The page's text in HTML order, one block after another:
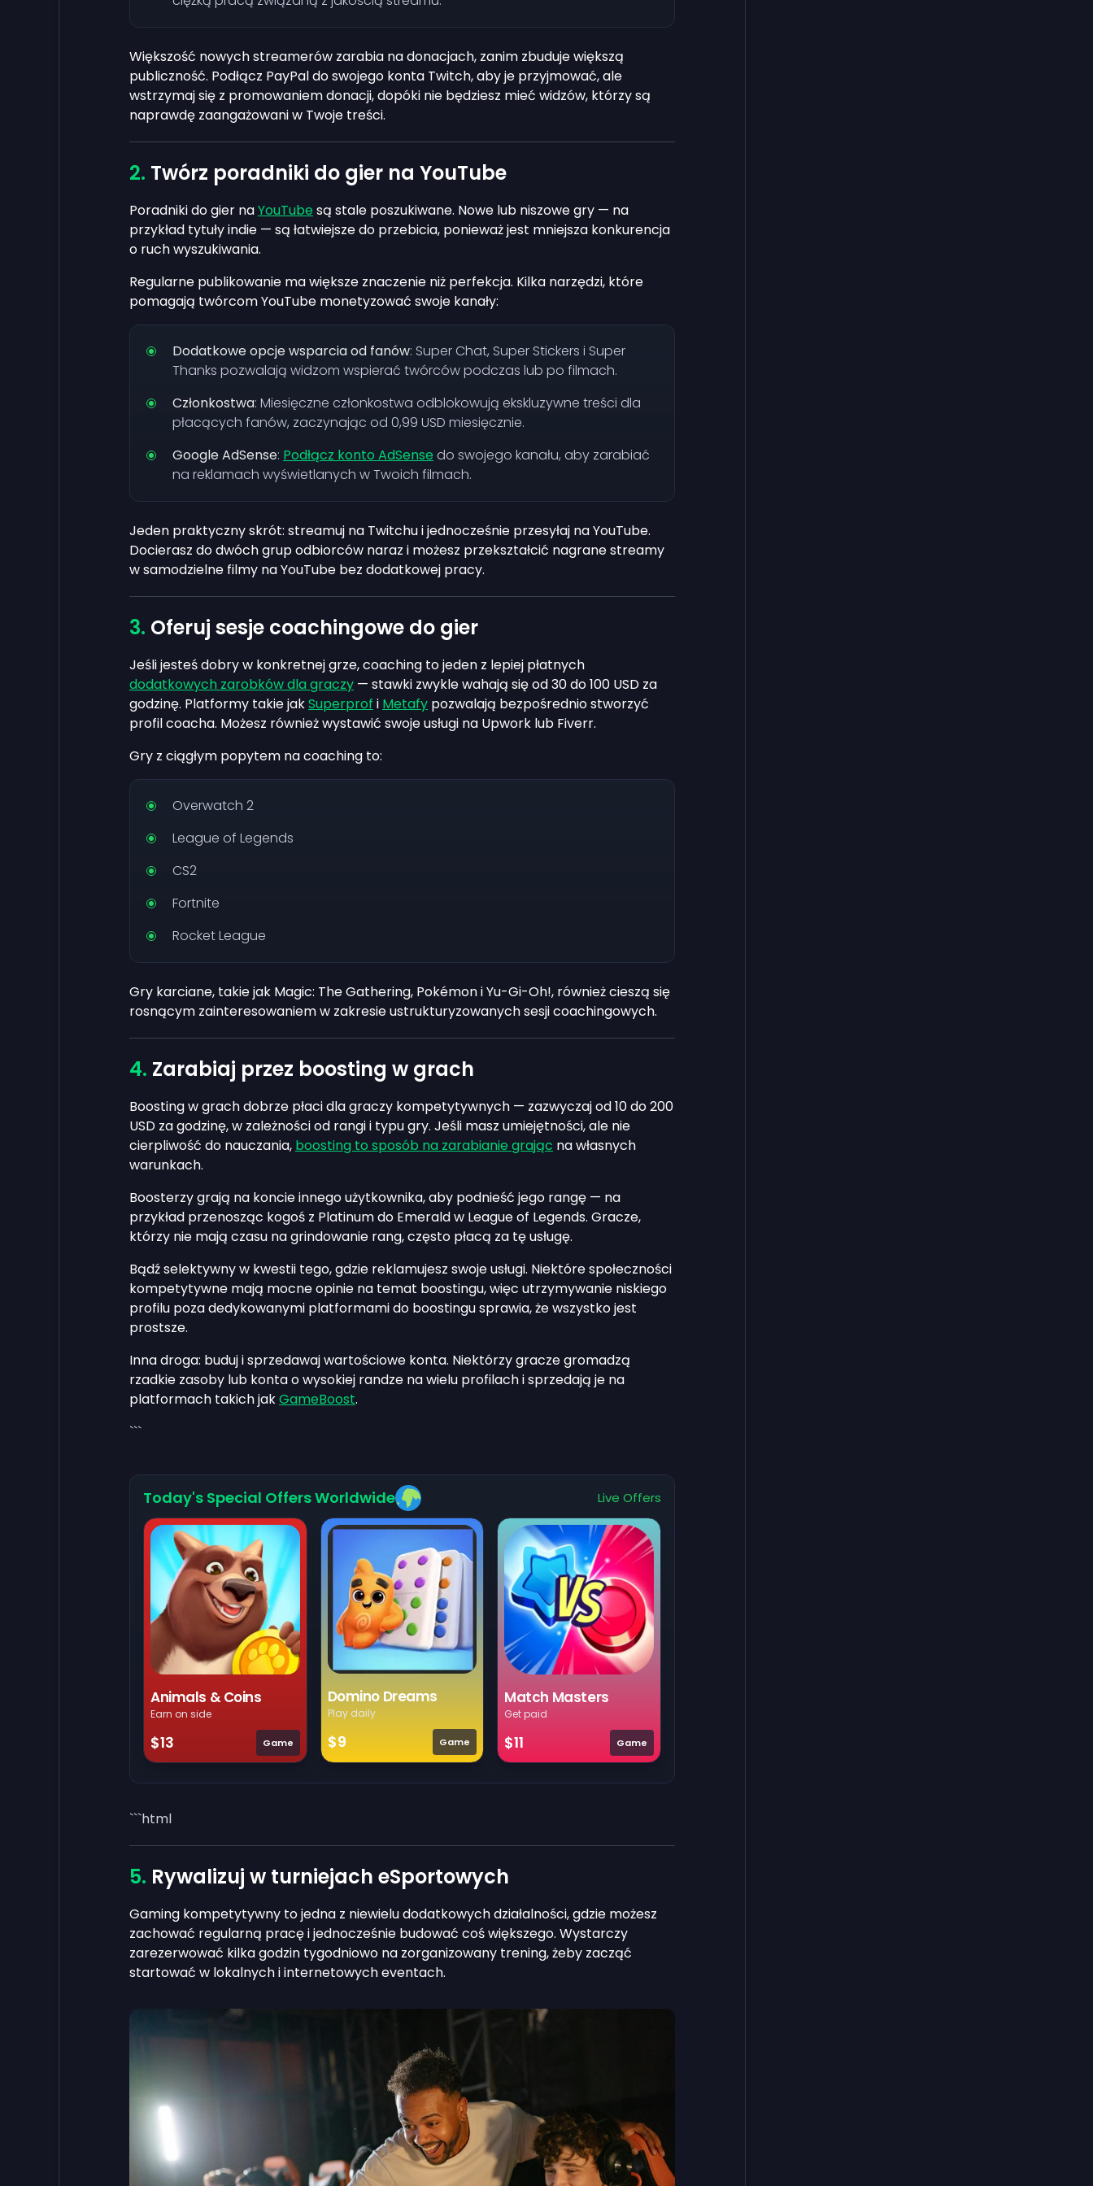
Większość nowych streamerów zarabia na donacjach, zanim zbuduje większą
publiczność. Podłącz PayPal do swojego konta Twitch, aby je przyjmować, ale
wstrzymaj się z promowaniem donacji, dopóki nie będziesz mieć widzów, którzy są
naprawdę zaangażowani w Twoje treści.
Twórz poradniki do gier na YouTube
Poradniki do gier naYouTube są stale poszukiwane. Nowe lub niszowe gry — na
przykład tytuły indie — są łatwiejsze do przebicia, ponieważ jest mniejsza konkurencja
o ruch wyszukiwania.
Regularne publikowanie ma większe znaczenie niż perfekcja. Kilka narzędzi, które
pomagają twórcom YouTube monetyzować swoje kanały:
Dodatkowe opcje wsparcia od fanów: Super Chat, Super Stickers i Super
Thanks pozwalają widzom wspierać twórców podczas lub po filmach.
Członkostwa: Miesięczne członkostwa odblokowują ekskluzywne treści dla
płacących fanów, zaczynając od 0,99 USD miesięcznie.
Google AdSense: Podłącz konto AdSense do swojego kanału, aby zarabiać
na reklamach wyświetlanych w Twoich filmach.
Jeden praktyczny skrót: streamuj na Twitchu i jednocześnie przesyłaj na YouTube.
Docierasz do dwóch grup odbiorców naraz i możesz przekształcić nagrane streamy
w samodzielne filmy na YouTube bez dodatkowej pracy.
Oferuj sesje coachingowe do gier
Jeśli jesteś dobry w konkretnej grze, coaching to jeden z lepiej płatnych
dodatkowych zarobków dla graczy — stawki zwykle wahają się od 30 do 100 USD za
godzinę. Platformy takie jakSuperprof i Metafy pozwalają bezpośrednio stworzyć
profil coacha. Możesz również wystawić swoje usługi na Upwork lub Fiverr.
Gry z ciągłym popytem na coaching to:
Overwatch 2
League of Legends
CS2
Fortnite
Rocket League
Gry karciane, takie jak Magic: The Gathering, Pokémon i Yu-Gi-Oh!, również cieszą się
rosnącym zainteresowaniem w zakresie ustrukturyzowanych sesji coachingowych.
Zarabiaj przez boosting w grach
Boosting w grach dobrze płaci dla graczy kompetytywnych — zazwyczaj od 10 do 200
USD za godzinę, w zależności od rangi i typu gry. Jeśli masz umiejętności, ale nie
cierpliwość do nauczania, boosting to sposób na zarabianie grając na własnych
warunkach.
Boosterzy grają na koncie innego użytkownika, aby podnieść jego rangę — na
przykład przenosząc kogoś z Platinum do Emerald w League of Legends. Gracze,
którzy nie mają czasu na grindowanie rang, często płacą za tę usługę.
Bądź selektywny w kwestii tego, gdzie reklamujesz swoje usługi. Niektóre społeczności
kompetytywne mają mocne opinie na temat boostingu, więc utrzymywanie niskiego
profilu poza dedykowanymi platformami do boostingu sprawia, że wszystko jest
prostsze.
Inna droga: buduj i sprzedawaj wartościowe konta. Niektórzy gracze gromadzą
rzadkie zasoby lub konta o wysokiej randze na wielu profilach i sprzedają je na
platformach takich jakGameBoost.
```
Today's Special Offers Worldwide Live Offers
Animals & Coins
Earn on side
$13 Game
Domino Dreams
Play daily
$9 Game
Match Masters
Get paid
$11 Game
```html
Rywalizuj w turniejach eSportowych
Gaming kompetytywny to jedna z niewielu dodatkowych działalności, gdzie możesz
zachować regularną pracę i jednocześnie budować coś większego. Wystarczy
zarezerwować kilka godzin tygodniowo na zorganizowany trening, żeby zacząć
startować w lokalnych i internetowych eventach.